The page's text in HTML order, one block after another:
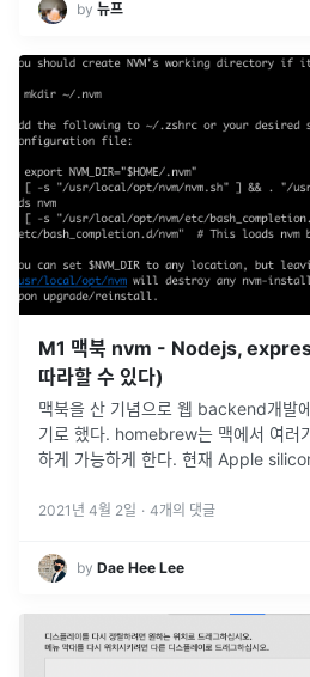
by 뉴프
M1 맥북 nvm - Nodejs,
따라할 수 있다)
맥북을 산 기념으로 웹 backend개발
기로 했다. homebrew는 맥에서 여러
하게 가능하게 한다. 현재 Apple
2021년 4월 2일 · 4개의 댓글
by Dae Hee Lee